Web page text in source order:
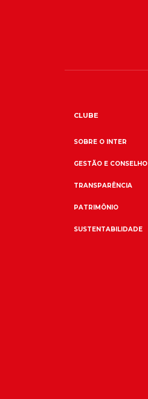
CLUBE
SOBRE O INTER
GESTÃO E CONSELHO
TRANSPARÊNCIA
PATRIMÔNIO
SUSTENTABILIDADE